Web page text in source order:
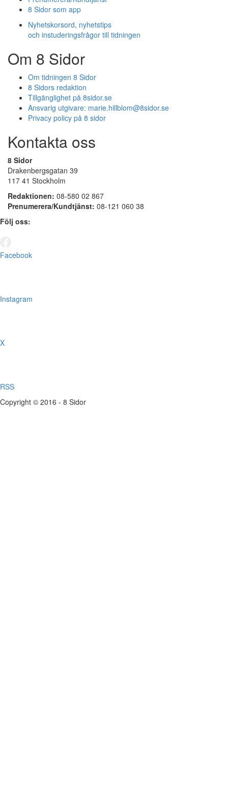
8 Sidor som app
Nyhetskorsord, nyhetstips
och instuderingsfrågor till tidningen
Om 8 Sidor
Om tidningen 8 Sidor
8 Sidors redaktion
Tillgänglighet på 8sidor.se
Ansvarig utgivare: marie.hillblom@8sidor.se
Privacy policy på 8 sidor
Kontakta oss
8 Sidor
Drakenbergsgatan 39
117 41 Stockholm
Redaktionen: 08-580 02 867
Prenumerera/Kundtjänst: 08-121 060 38
Följ oss:
Facebook
Instagram
X
RSS
Copyright © 2016 - 8 Sidor